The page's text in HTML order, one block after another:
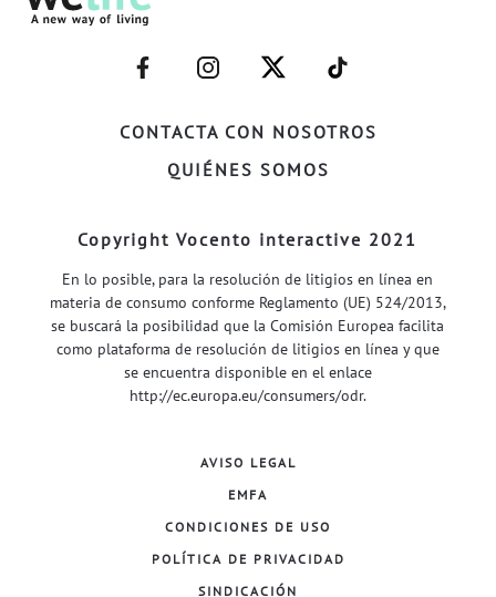
CONTACTA CON NOSOTROS
QUIÉNES SOMOS
–
FACEBOOK–
–
INSTAGRAM–
–
TWITTER–
–
WELIFE–
Copyright Vocento interactive 2021
En lo posible, para la resolución de litigios en línea en
materia de consumo conforme Reglamento (UE) 524/2013,
se buscará la posibilidad que la Comisión Europea facilita
como plataforma de resolución de litigios en línea y que
se encuentra disponible en el enlace
http://ec.europa.eu/consumers/odr.
AVISO LEGAL
EMFA
CONDICIONES DE USO
POLÍTICA DE PRIVACIDAD
SINDICACIÓN